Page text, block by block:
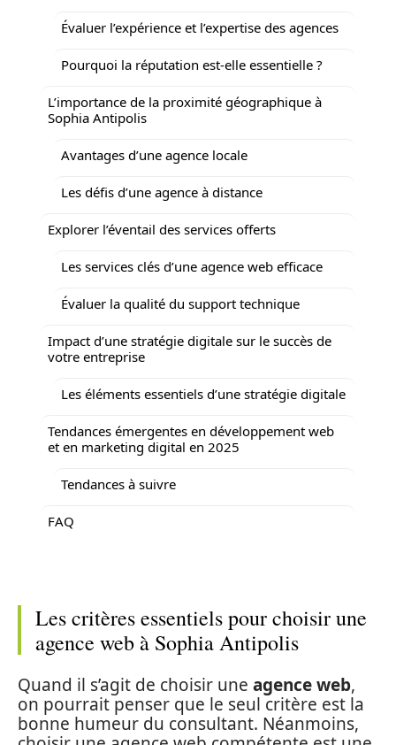
Évaluer l’expérience et l’expertise des agences
Pourquoi la réputation est-elle essentielle ?
L’importance de la proximité géographique à
Sophia Antipolis
Avantages d’une agence locale
Les défis d’une agence à distance
Explorer l’éventail des services offerts
Les services clés d’une agence web efficace
Évaluer la qualité du support technique
Impact d’une stratégie digitale sur le succès de
votre entreprise
Les éléments essentiels d’une stratégie digitale
Tendances émergentes en développement web
et en marketing digital en 2025
Tendances à suivre
FAQ
Les critères essentiels pour choisir une
agence web à Sophia Antipolis
Quand il s’agit de choisir une agence web,
on pourrait penser que le seul critère est la
bonne humeur du consultant. Néanmoins,